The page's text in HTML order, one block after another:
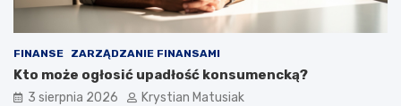
FINANSE ZARZĄDZANIE FINANSAMI
Kto może ogłosić upadłość konsumencką?
3 sierpnia 2026 Krystian Matusiak